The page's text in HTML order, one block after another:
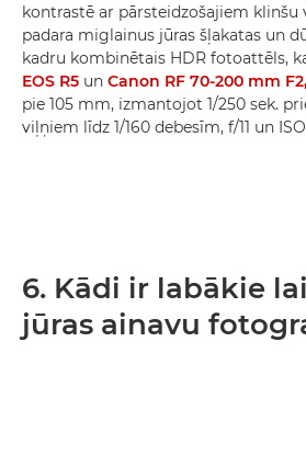
kontrastē ar pārsteidzošajiem klinšu
padara miglainus jūras šļakatas un
kadru kombinētais HDR fotoattēls,
EOS R5 un Canon RF 70-200 mm
pie 105 mm, izmantojot 1/250 sek.
viļņiem līdz 1/160 debesīm, f/11 un
6. Kādi ir labākie
jūras ainavu